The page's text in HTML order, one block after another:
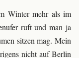
Winter mehr als im
ruft und man ja
sitzen mag. Mein
nicht auf Berlin